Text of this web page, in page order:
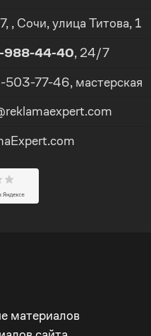
, , Сочи, улица Титова, 1
988-44-40, 24/7
503-77-46, мастерская
материалов